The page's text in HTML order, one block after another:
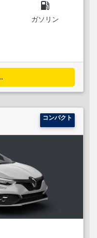
local_gas_station
ガソリン
コンパクト